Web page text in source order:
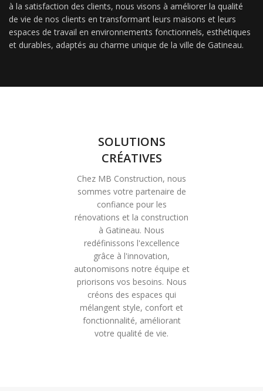
à la satisfaction des clients, nous visons à améliorer la qualité
de vie de nos clients en transformant leurs maisons et leurs
espaces de travail en environnements fonctionnels, esthétiques
et durables, adaptés au charme unique de la ville de Gatineau.
SOLUTIONS
CRÉATIVES
Chez MB Construction, nous
sommes votre partenaire de
confiance pour les
rénovations et la construction
à Gatineau. Nous
redéfinissons l'excellence
grâce à l'innovation,
autonomisons notre équipe et
priorisons vos besoins. Nous
créons des espaces qui
mélangent style, confort et
fonctionnalité, améliorant
votre qualité de vie.